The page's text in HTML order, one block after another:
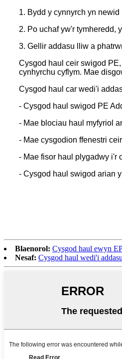
1. Bydd y cynnyrch yn
2. Po uchaf yw'r tymheredd,
3. Gellir addasu lliw a
Cysgod haul ceir swigod
cynhyrchu cyflym. Mae
Cysgod haul car wedi'i
- Cysgod haul swigod PE
- Mae blociau haul myfyriol
- Mae cysgodion ffenestri
- Mae fisor haul plygadwy i'r
- Cysgod haul swigod arian
Blaenorol: Cysgod haul ewyn
Nesaf: Cysgod haul wedi'i